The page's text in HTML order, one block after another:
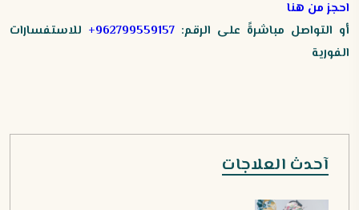
احجز من هنا
أو التواصل مباشرةً على الرقم: 962799559157+
للاستفسارات
الفورية
آحدث العلاجات